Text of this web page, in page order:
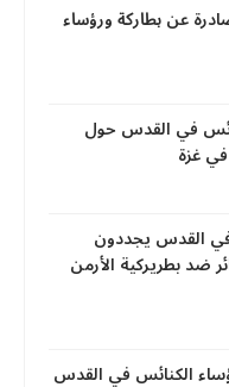
عيد الميلاد ٢٠٢٥ صادرة عن ﺑﻄﺎرﻛﺔ ورؤﺳﺎء
في القدس حول
غزة
في القدس يجددون
ضد بطريركية الأرمن
الكنائس في القدس